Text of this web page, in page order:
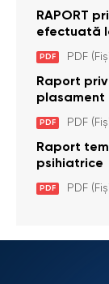
RAPORT
efectuată
pentru
Brînzeni, r.
PDF PDF
Raport
plasament
dizabilități
2026)
PDF PDF
Raport
psihiatrice
PDF PDF